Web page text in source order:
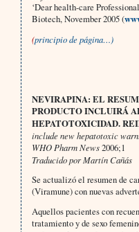
‘Dear health-care
Biotech, November 2005 (
(principio de página…)
NEVIRAPINA: EL
PRODUCTO INCLUIRÁ
HEPATOTOXICIDAD.
include new hepatotoxic
WHO Pharm News2006;1
Traducido por Martín Cañás
Se actualizó el resumen de
(Viramune) con nuevas
Aquellos pacientes con
tratamiento y de sexo